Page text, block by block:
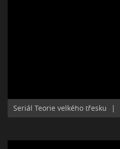
Seriál Teorie velkého třesku |